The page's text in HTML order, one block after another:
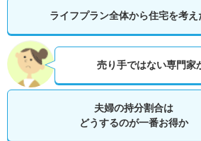
ライフプラン全体から住宅を考え
売り手ではない専門家
夫婦の持分割合は
どうするのが一番お得か